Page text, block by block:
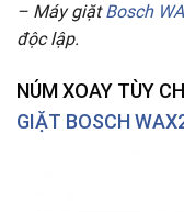
– Máy giặtBosch
độc lập.
NÚM XOAY TÙY
GIẶT BOSCH